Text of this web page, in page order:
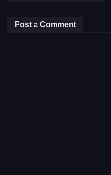
Post a Comment